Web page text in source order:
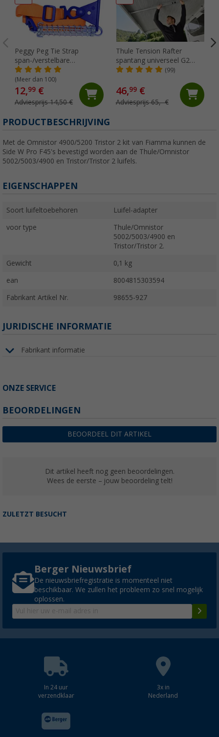
Peggy Peg Tie Strap
span-/verstelbare
markeerriem
(Meer dan 100)
12,99 €
Adviesprijs 14,50 €
Thule Tension Rafter
spantang universeel G2
voor Omnistor
cm
(99)
46,99€
Adviesprijs 65,- €
PRODUCTBESCHRIJVING
Met de Omnistor 4900/5200 Tristor 2 kit van Fiamma kunnen de
Side W Pro F45's bevestigd worden aan de Thule/Omnistor
5002/5003/4900 en Tristor/Tristor 2 luifels.
EIGENSCHAPPEN
Soort luifeltoebehoren Luifel-adapter
voor type
Thule/Omnistor
5002/5003/4900 en
Tristor/Tristor 2.
Gewicht 0,1 kg
ean 8004815303594
Fabrikant Artikel Nr. 98655-927
JURIDISCHE INFORMATIE
Fabrikant informatie
ONZE SERVICE
BEOORDELINGEN
BEOORDEEL DIT ARTIKEL
Dit artikel heeft nog geen beoordelingen.
Wees de eerste – jouw beoordeling telt!
ZULETZT BESUCHT
Berger Nieuwsbrief
De nieuwsbriefregistratie is momenteel niet
beschikbaar. We zullen het probleem zo snel mogelijk
oplossen.
In 24 uur
verzendklaar
3x in
Nederland